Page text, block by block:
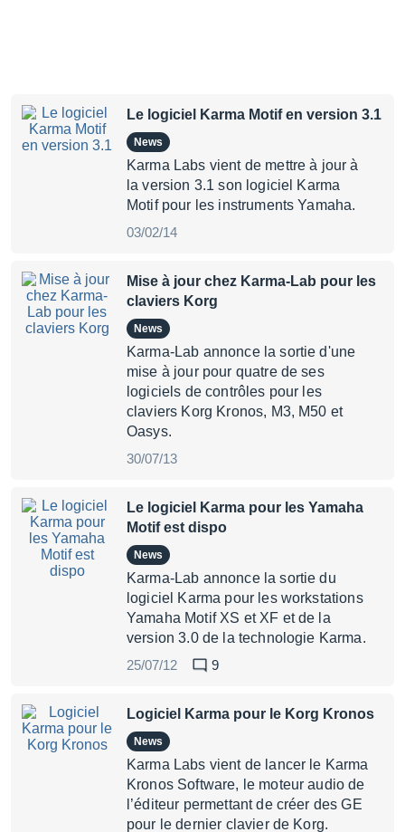
Le logiciel Karma Motif en version 3.1
News
Karma Labs vient de mettre à jour à
la version 3.1 son logiciel Karma
Motif pour les instruments Yamaha.
03/02/14
Mise à jour chez Karma-Lab pour les
claviers Korg
News
Karma-Lab annonce la sortie d'une
mise à jour pour quatre de ses
logiciels de contrôles pour les
claviers Korg Kronos, M3, M50 et
Oasys.
30/07/13
Le logiciel Karma pour les Yamaha
Motif est dispo
News
Karma-Lab annonce la sortie du
logiciel Karma pour les workstations
Yamaha Motif XS et XF et de la
version 3.0 de la technologie Karma.
25/07/12
9
Logiciel Karma pour le Korg Kronos
News
Karma Labs vient de lancer le Karma
Kronos Software, le moteur audio de
l’éditeur permettant de créer des GE
pour le dernier clavier de Korg.